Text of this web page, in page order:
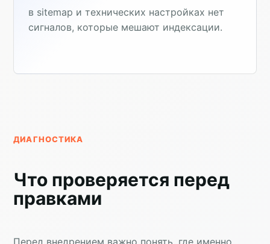
в sitemap и технических настройках нет
сигналов, которые мешают индексации.
ДИАГНОСТИКА
Что проверяется перед
правками
Перед внедрением важно понять, где именно